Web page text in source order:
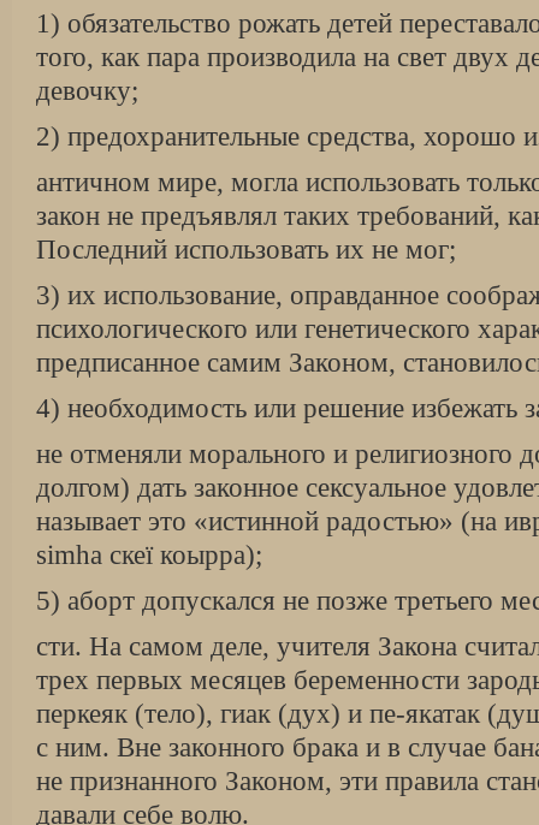
1) обязательство рожать детей
того, как пара производила на свет двух
девочку;
2) предохранительные средства, хорошо
античном мире, могла использовать
закон не предъявлял таких требова­ний,
Последний использовать их не мог;
3) их использование, оправданное
психологического или генетического
предписанное самим Законом,
4) необходимость или решение избежать
не отменяли морального и религиозного
долгом) дать законное сексуальное
называет это «истинной радостью» (на
simha скеї коырра);
5) аборт допускался не позже третьего
сти. На самом деле, учителя Закона
трех первых месяцев беременности
перкеяк (тело), гиак (дух) и пе-якатак
с ним. Вне законного брака и в случае
не признанного Законом, эти правила
давали себе волю.